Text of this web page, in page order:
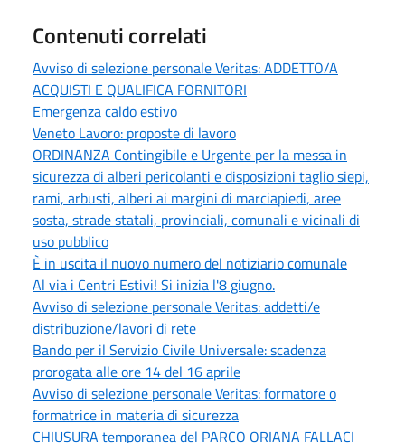
Contenuti correlati
Avviso di selezione personale Veritas: ADDETTO/A
ACQUISTI E QUALIFICA FORNITORI
Emergenza caldo estivo
Veneto Lavoro: proposte di lavoro
ORDINANZA Contingibile e Urgente per la messa in
sicurezza di alberi pericolanti e disposizioni taglio siepi,
rami, arbusti, alberi ai margini di marciapiedi, aree
sosta, strade statali, provinciali, comunali e vicinali di
uso pubblico
È in uscita il nuovo numero del notiziario comunale
Al via i Centri Estivi! Si inizia l'8 giugno.
Avviso di selezione personale Veritas: addetti/e
distribuzione/lavori di rete
Bando per il Servizio Civile Universale: scadenza
prorogata alle ore 14 del 16 aprile
Avviso di selezione personale Veritas: formatore o
formatrice in materia di sicurezza
CHIUSURA temporanea del PARCO ORIANA FALLACI